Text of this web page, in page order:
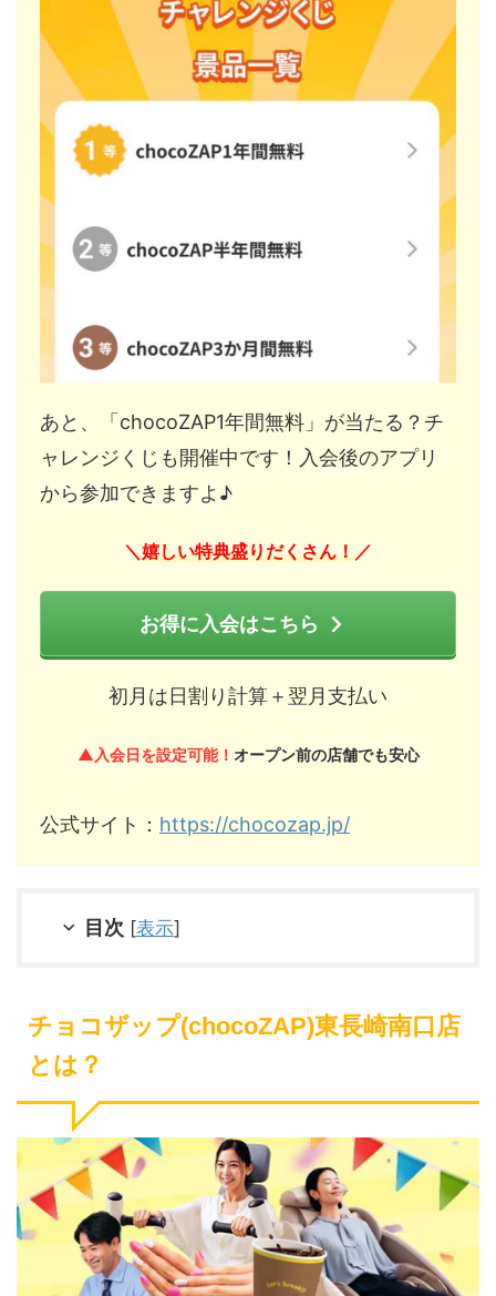
あと、「chocoZAP1年間無料」が当たる？チ
ャレンジくじも開催中です！入会後のアプリ
から参加できますよ♪
＼嬉しい特典盛りだくさん！／
お得に入会はこちら
初月は日割り計算＋翌月支払い
▲入会日を設定可能！ オープン前の店舗でも安心
公式サイト： https://chocozap.jp/
目次 [表示]
チョコザップ(chocoZAP)東長崎南口店
とは？